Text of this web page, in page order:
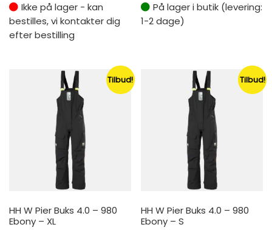
Ikke på lager - kan
bestilles, vi kontakter dig
efter bestilling
På lager i butik (levering:
1-2 dage)
Tilbud!
HH W Pier Buks 4.0 – 980
Ebony – XL
Tilbud!
HH W Pier Buks 4.0 – 980
Ebony – S